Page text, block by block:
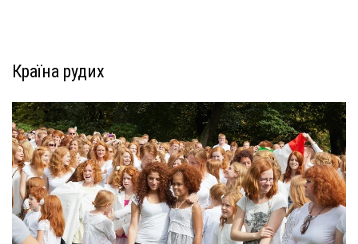
Країна рудих